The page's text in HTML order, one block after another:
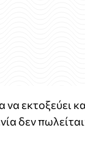
εκτοξεύει
δεν